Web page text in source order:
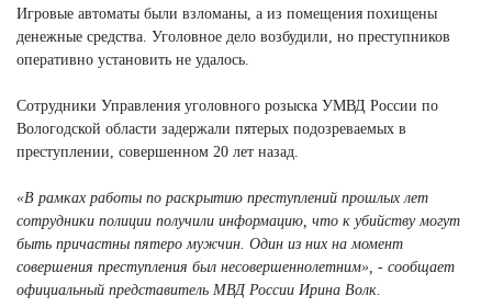
Игровые автоматы были взломаны, а из помещения похищены
денежные средства. Уголовное дело возбудили, но преступников
оперативно установить не удалось.
Сотрудники Управления уголовного розыска УМВД России по
Вологодской области задержали пятерых подозреваемых в
преступлении, совершенном 20 лет назад.
«В рамках работы по раскрытию преступлений прошлых лет
сотрудники полиции получили информацию, что к убийству могут
быть причастны пятеро мужчин. Один из них на момент
совершения преступления был несовершеннолетним», - сообщает
официальный представитель МВД России Ирина Волк.